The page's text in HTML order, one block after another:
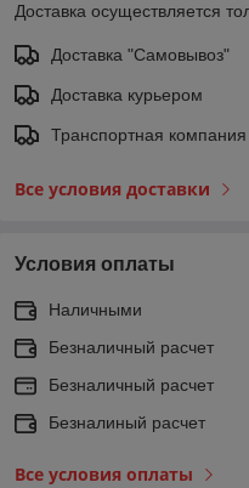
Доставка осуществляется
Доставка "Самовывоз"
Доставка курьером
Транспортная компания
Все условия доставки
Условия оплаты
Наличными
Безналичный расчет
Безналичный расчет
Безналиный расчет
Все условия оплаты